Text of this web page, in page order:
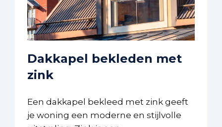
Dakkapel bekleden met
zink
Een dakkapel bekleed met zink geeft
je woning een moderne en stijlvolle